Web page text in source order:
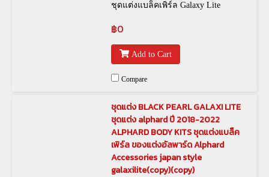
ชุดแต่งแบล็คเพิร์ล Galaxy Lite
฿0
Add to Cart
Compare
ชุดแต่ง BLACK PEARL GALAXI LITE
ชุดแต่ง alphard ปี 2018-2022
ALPHARD BODY KITS ชุดแต่งแบล็ค
เพิร์ล ของแต่งอัลพาร์ด Alphard
Accessories japan style
galaxilite(copy)(copy)